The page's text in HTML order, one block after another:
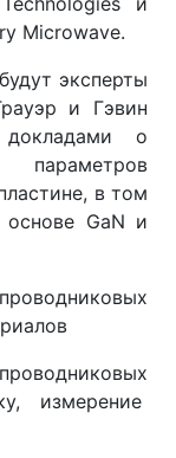
Microwave.
эксперты
и Гэвин
о
в том
GaN и
измерение